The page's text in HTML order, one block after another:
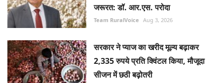
जरूरत: डॉ. आर.एस. परोदा
Team RuralVoice Aug 3, 2026
सरकार ने प्याज का खरीद मूल्य बढ़ाकर
2,335 रुपये प्रति क्विंटल किया, मौजूदा
सीजन में छठी बढ़ोतरी